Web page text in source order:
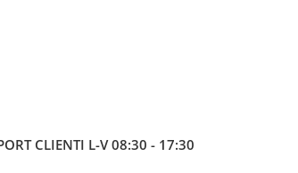
CLIENTI L-V 08:30 - 17:30